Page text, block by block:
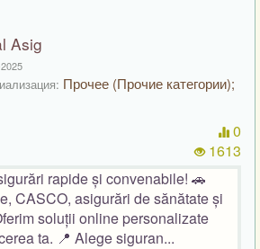
Asig
Прочее (Прочие категории);
0
1613
rapide și convenabile! 🚗
CASCO, asigurări de sănătate și
soluții online personalizate
ta. 📍 Alege siguran...